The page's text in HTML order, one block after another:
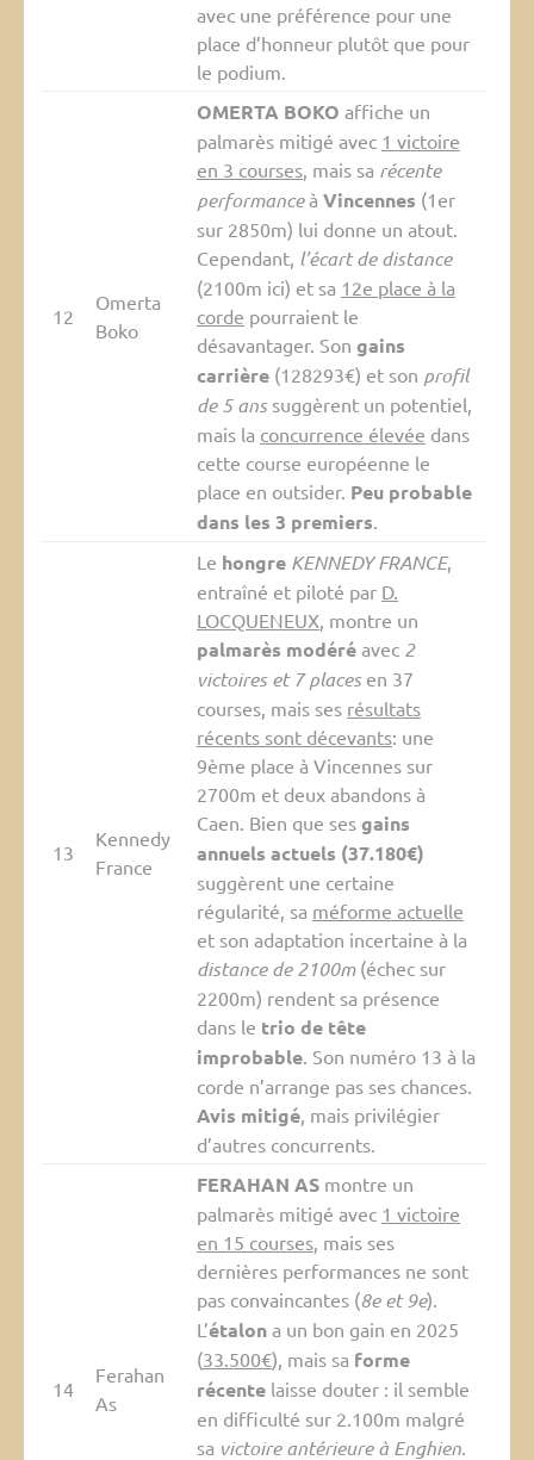
avec une préférence pour une
place d’honneur plutôt que pour
le podium.
12
Omerta
Boko
OMERTA BOKO affiche un
palmarès mitigé avec 1 victoire
en 3 courses, mais sa récente
performanceà Vincennes (1er
sur 2850m) lui donne un atout.
Cependant, l’écart de distance
(2100m ici) et sa 12e place à la
corde pourraient le
désavantager. Son gains
carrière(128293€) et son profil
de 5 anssuggèrent un potentiel,
mais la concurrence élevée dans
cette course européenne le
place en outsider. Peu probable
dans les 3 premiers.
13
Kennedy
France
Le hongre KENNEDY FRANCE,
entraîné et piloté par D.
LOCQUENEUX, montre un
palmarès modéréavec 2
victoires et 7 placesen 37
courses, mais ses résultats
récents sont décevants: une
9ème place à Vincennes sur
2700m et deux abandons à
Caen. Bien que ses gains
annuels actuels (37.180€)
suggèrent une certaine
régularité, sa méforme actuelle
et son adaptation incertaine à la
distance de 2100m(échec sur
2200m) rendent sa présence
dans le trio de tête
improbable. Son numéro 13 à la
corde n’arrange pas ses chances.
Avis mitigé, mais privilégier
d’autres concurrents.
14
Ferahan
As
FERAHAN ASmontre un
palmarès mitigé avec 1 victoire
en 15 courses, mais ses
dernières performances ne sont
pas convaincantes (8e et 9e).
L’étalona un bon gain en 2025
(33.500€), mais sa forme
récentelaisse douter : il semble
en difficulté sur 2.100m malgré
sa victoire antérieure à Enghien.